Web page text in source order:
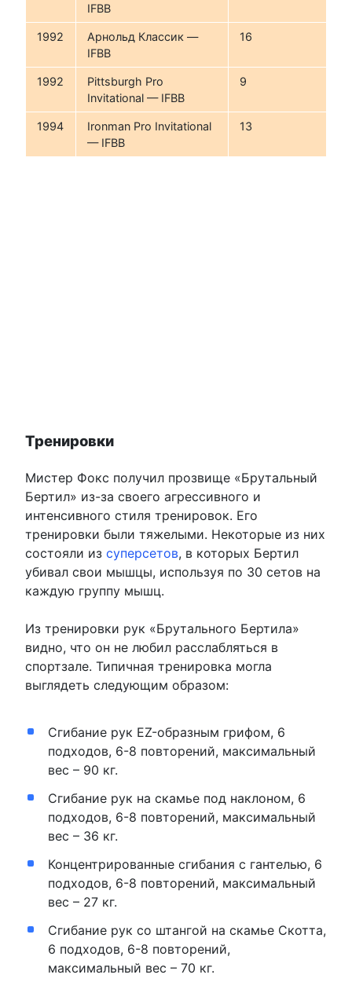
IFBB
1992
Арнольд Классик —
IFBB
16
1992
Pittsburgh Pro
Invitational — IFBB
9
1994
Ironman Pro Invitational
— IFBB
13
Тренировки
Мистер Фокс получил прозвище «Брутальный
Бертил» из-за своего агрессивного и
интенсивного стиля тренировок. Его
тренировки были тяжелыми. Некоторые из них
состояли из суперсетов, в которых Бертил
убивал свои мышцы, используя по 30 сетов на
каждую группу мышц.
Из тренировки рук «Брутального Бертила»
видно, что он не любил расслабляться в
спортзале. Типичная тренировка могла
выглядеть следующим образом:
Сгибание рук EZ-образным грифом, 6
подходов, 6-8 повторений, максимальный
вес – 90 кг.
Сгибание рук на скамье под наклоном, 6
подходов, 6-8 повторений, максимальный
вес – 36 кг.
Концентрированные сгибания с гантелью, 6
подходов, 6-8 повторений, максимальный
вес – 27 кг.
Сгибание рук со штангой на скамье Скотта,
6 подходов, 6-8 повторений,
максимальный вес – 70 кг.